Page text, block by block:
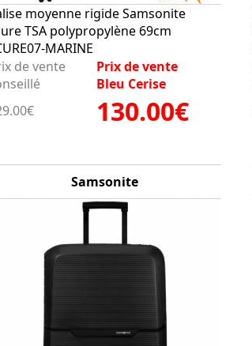
moyenne rigide Samsonite
TSA polypropylène 69cm
MARINE
de vente
Prix de vente
Bleu Cerise
130.00€
Samsonite